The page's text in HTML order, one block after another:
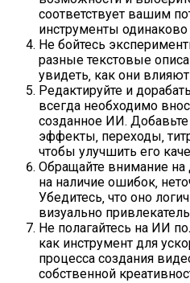
соответствует вашим
инструменты
Не бойтесь
разные текстовые
увидеть‚ как они влияют
Редактируйте и
всегда необходимо
созданное ИИ.
эффекты‚ переходы‚
чтобы улучшить его
Обращайте внимание на
на наличие ошибок‚
Убедитесь‚ что оно
визуально
Не полагайтесь на ИИ
как инструмент для
процесса создания
собственной